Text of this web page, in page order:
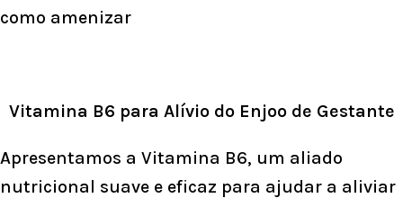
como amenizar
Vitamina B6 para Alívio do Enjoo de Gestante
Apresentamos a Vitamina B6, um aliado
nutricional suave e eficaz para ajudar a aliviar